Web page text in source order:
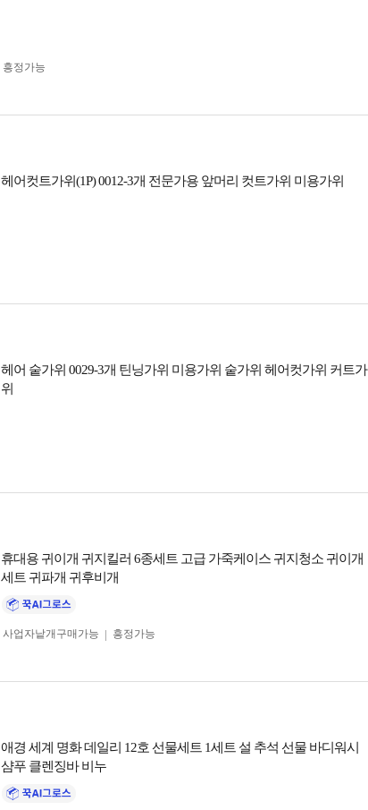
흥정가능
헤어컷트가위(1P) 0012-3개 전문가용 앞머리 컷트가위 미용가위
헤어 숱가위 0029-3개 틴닝가위 미용가위 숱가위 헤어컷가위 커트가
위
휴대용 귀이개 귀지킬러 6종세트 고급 가죽케이스 귀지청소 귀이개
세트 귀파개 귀후비개
사업자 낱개구매가능 흥정가능
애경 세계 명화 데일리 12호 선물세트 1세트 설 추석 선물 바디워시
샴푸 클렌징바 비누